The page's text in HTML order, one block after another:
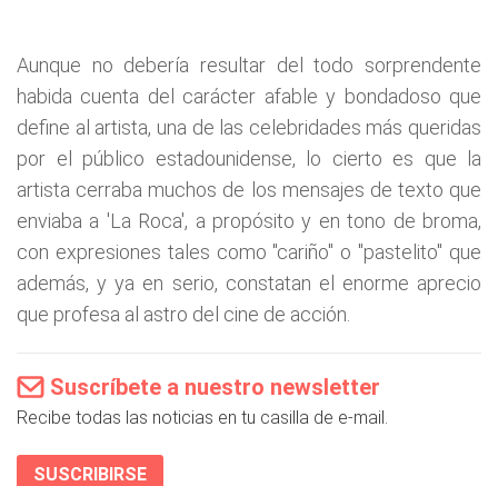
Aunque no debería resultar del todo sorprendente
habida cuenta del carácter afable y bondadoso que
define al artista, una de las celebridades más queridas
por el público estadounidense, lo cierto es que la
artista cerraba muchos de los mensajes de texto que
enviaba a 'La Roca', a propósito y en tono de broma,
con expresiones tales como "cariño" o "pastelito" que
además, y ya en serio, constatan el enorme aprecio
que profesa al astro del cine de acción.
Suscríbete a nuestro newsletter
Recibe todas las noticias en tu casilla de e-mail.
SUSCRIBIRSE